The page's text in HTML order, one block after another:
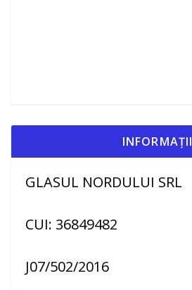
INFORMAȚII
GLASUL NORDULUI SRL
CUI: 36849482
J07/502/2016